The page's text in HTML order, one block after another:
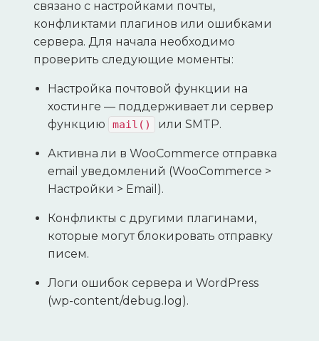
связано с настройками почты,
конфликтами плагинов или ошибками
сервера. Для начала необходимо
проверить следующие моменты:
Настройка почтовой функции на
хостинге — поддерживает ли сервер
функцию
mail() или SMTP.
Активна ли в WooCommerce отправка
email уведомлений (WooCommerce >
Настройки > Email).
Конфликты с другими плагинами,
которые могут блокировать отправку
писем.
Логи ошибок сервера и WordPress
(wp-content/debug.log).